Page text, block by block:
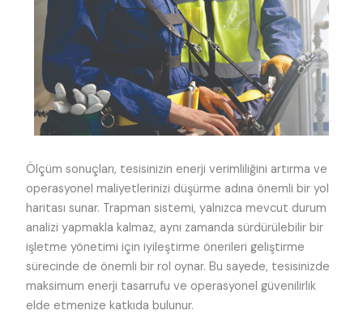
Ölçüm sonuçları, tesisinizin enerji verimliliğini artırma ve
operasyonel maliyetlerinizi düşürme adına önemli bir yol
haritası sunar. Trapman sistemi, yalnızca mevcut durum
analizi yapmakla kalmaz, aynı zamanda sürdürülebilir bir
işletme yönetimi için iyileştirme önerileri geliştirme
sürecinde de önemli bir rol oynar. Bu sayede, tesisinizde
maksimum enerji tasarrufu ve operasyonel güvenilirlik
elde etmenize katkıda bulunur.